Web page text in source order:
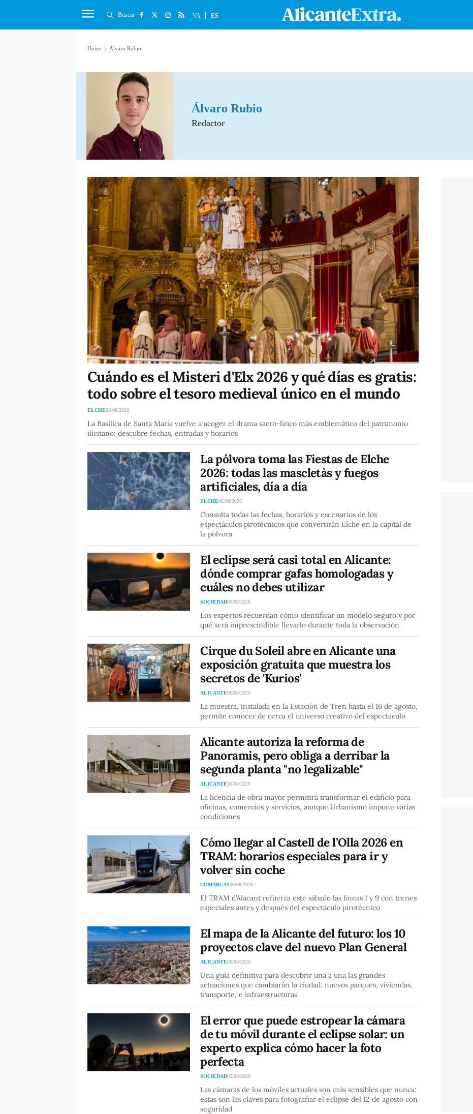
Buscar VA ES
Home Álvaro Rubio
Álvaro Rubio
Redactor
Cuándo es el Misteri d'Elx 2026 y qué días es gratis:
todo sobre el tesoro medieval único en el mundo
ELCHE08/08/2026
La Basílica de Santa María vuelve a acoger el drama sacro-lírico más emblemático del patrimonio
ilicitano: descubre fechas, entradas y horarios
La pólvora toma las Fiestas de Elche
2026: todas las mascletàs y fuegos
artificiales, día a día
ELCHE06/08/2026
Consulta todas las fechas, horarios y escenarios de los
espectáculos pirotécnicos que convertirán Elche en la capital de
la pólvora
El eclipse será casi total en Alicante:
dónde comprar gafas homologadas y
cuáles no debes utilizar
SOCIEDAD06/08/2026
Los expertos recuerdan cómo identificar un modelo seguro y por
qué será imprescindible llevarlo durante toda la observación
Cirque du Soleil abre en Alicante una
exposición gratuita que muestra los
secretos de 'Kurios'
ALICANTE06/08/2026
La muestra, instalada en la Estación de Tren hasta el 16 de agosto,
permite conocer de cerca el universo creativo del espectáculo
Alicante autoriza la reforma de
Panoramis, pero obliga a derribar la
segunda planta "no legalizable"
ALICANTE06/08/2026
La licencia de obra mayor permitirá transformar el edificio para
oficinas, comercios y servicios, aunque Urbanismo impone varias
condiciones
Cómo llegar al Castell de l’Olla 2026 en
TRAM: horarios especiales para ir y
volver sin coche
COMARCAS06/08/2026
El TRAM d’Alacant refuerza este sábado las líneas 1 y 9 con trenes
especiales antes y después del espectáculo pirotécnico
El mapa de la Alicante del futuro: los 10
proyectos clave del nuevo Plan General
ALICANTE06/08/2026
Una guía definitiva para descubrir una a una las grandes
actuaciones que cambiarán la ciudad: nuevos parques, viviendas,
transporte, e infraestructuras
El error que puede estropear la cámara
de tu móvil durante el eclipse solar: un
experto explica cómo hacer la foto
perfecta
SOCIEDAD05/08/2026
Las cámaras de los móviles actuales son más sensibles que nunca:
estas son las claves para fotografiar el eclipse del 12 de agosto con
seguridad